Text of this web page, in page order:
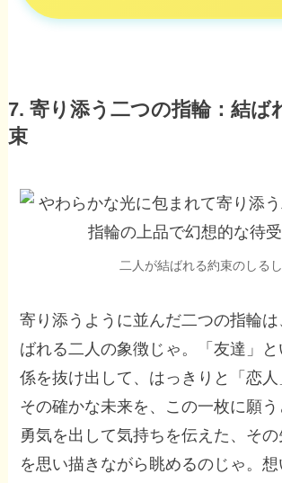
7. 寄り添う二つの指輪：結ば
束
二人が結ばれる約束のしるし
寄り添うように並んだ二つの指輪
ばれる二人の象徴じゃ。「友達」
係を抜け出して、はっきりと「恋
その確かな未来を、この一枚に願
勇気を出して気持ちを伝えた、そ
を思い描きながら眺めるのじゃ。